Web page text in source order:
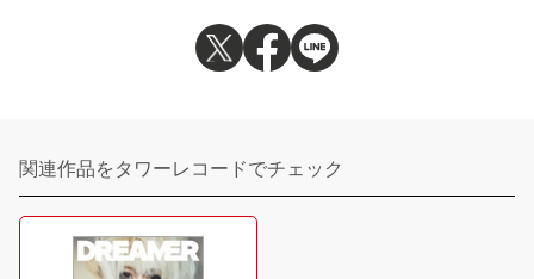
関連作品をタワーレコードでチェック